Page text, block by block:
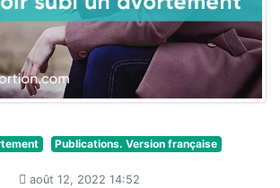
Publications. Version française
août 12, 2022 14:52